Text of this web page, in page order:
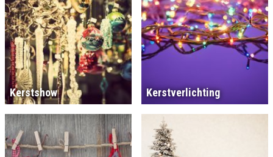
Kerstshow Kerstverlichting